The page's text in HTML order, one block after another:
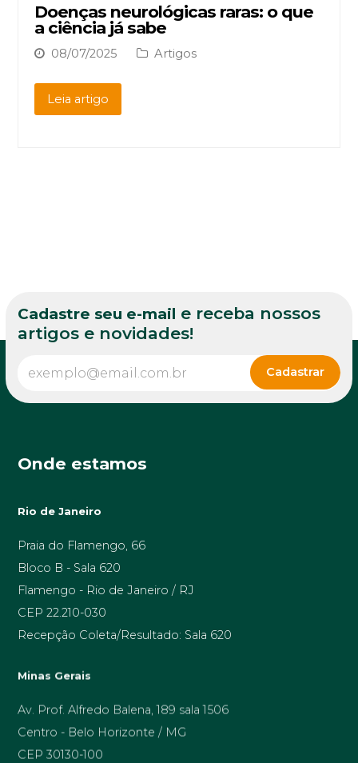
Doenças neurológicas raras: o que
a ciência já sabe
08/07/2025 Artigos
Leia artigo
Cadastre seu e-mail e receba nossos
artigos e novidades!
Onde estamos
Rio de Janeiro
Praia do Flamengo, 66
Bloco B - Sala 620
Flamengo - Rio de Janeiro / RJ
CEP 22.210-030
Recepção Coleta/Resultado: Sala 620
Minas Gerais
Av. Prof. Alfredo Balena, 189 sala 1506
Centro - Belo Horizonte / MG
CEP 30130-100